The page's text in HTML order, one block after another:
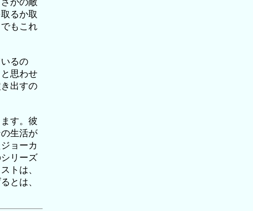
かの敵
るか取
もこれ
るの
思わせ
出すの
す。彼
生活が
ョーカ
リーズ
トは、
とは、